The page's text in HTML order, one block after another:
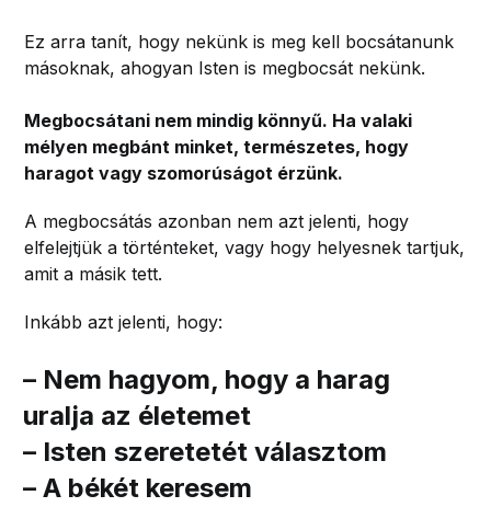
Ez arra tanít, hogy nekünk is meg kell bocsátanunk
másoknak, ahogyan Isten is megbocsát nekünk.
Megbocsátani nem mindig könnyű. Ha valaki
mélyen megbánt minket, természetes, hogy
haragot vagy szomorúságot érzünk.
A megbocsátás azonban nem azt jelenti, hogy
elfelejtjük a történteket, vagy hogy helyesnek tartjuk,
amit a másik tett.
Inkább azt jelenti, hogy:
– Nem hagyom, hogy a harag
uralja az életemet
– Isten szeretetét választom
– A békét keresem